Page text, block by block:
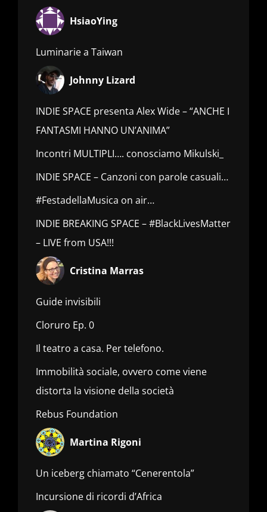
HsiaoYing
Luminarie a Taiwan
Johnny Lizard
INDIE SPACE presenta Alex Wide – “ANCHE I
FANTASMI HANNO UN’ANIMA”
Incontri MULTIPLI…. conosciamo Mikulski_
INDIE SPACE – Canzoni con parole casuali…
#FestadellaMusica on air…
INDIE BREAKING SPACE – #BlackLivesMatter
– LIVE from USA!!!
Cristina Marras
Guide invisibili
Cloruro Ep. 0
Il teatro a casa. Per telefono.
Immobilità sociale, ovvero come viene
distorta la visione della società
Rebus Foundation
Martina Rigoni
Un iceberg chiamato “Cenerentola”
Incursione di ricordi d’Africa